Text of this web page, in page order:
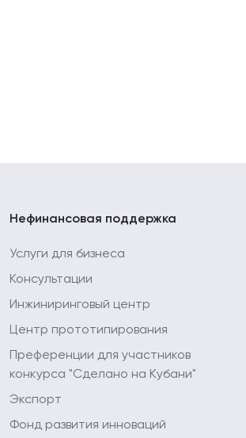
Нефинансовая поддержка
Услуги для бизнеса
Консультации
Инжиниринговый центр
Центр прототипирования
Преференции для участников
конкурса "Сделано на Кубани"
Экспорт
Фонд развития инноваций